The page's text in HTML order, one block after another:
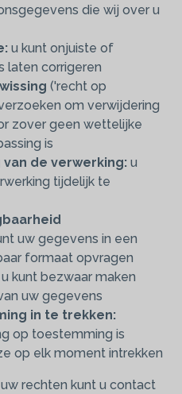
die wij over u
u kunt onjuiste of
laten corrigeren
('recht op
om verwijdering
zover geen wettelijke
is
de verwerking: u
tijdelijk te
uw gegevens in een
formaat opvragen
u kunt bezwaar maken
uw gegevens
in te trekken:
op toestemming is
op elk moment intrekken
rechten kunt u contact